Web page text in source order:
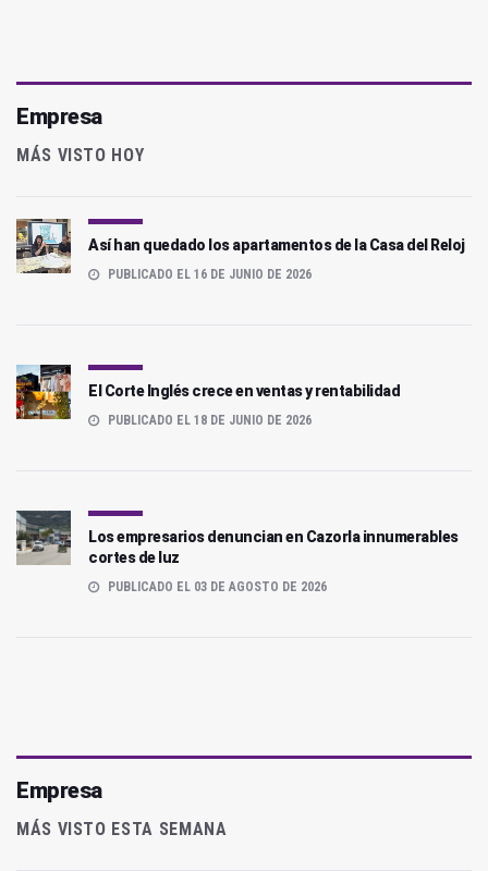
Empresa
MÁS VISTO HOY
Así han quedado los apartamentos de la Casa del Reloj
PUBLICADO EL 16 DE JUNIO DE 2026
El Corte Inglés crece en ventas y rentabilidad
PUBLICADO EL 18 DE JUNIO DE 2026
Los empresarios denuncian en Cazorla innumerables
cortes de luz
PUBLICADO EL 03 DE AGOSTO DE 2026
Empresa
MÁS VISTO ESTA SEMANA